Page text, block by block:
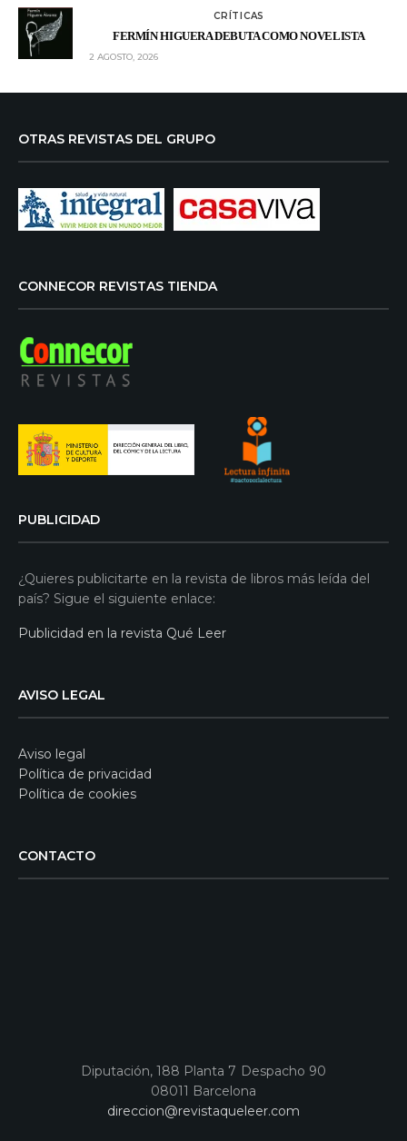
CRÍTICAS
FERMÍN HIGUERA DEBUTA COMO NOVELISTA
2 AGOSTO, 2026
OTRAS REVISTAS DEL GRUPO
CONNECOR REVISTAS TIENDA
PUBLICIDAD
¿Quieres publicitarte en la revista de libros más leída del
país? Sigue el siguiente enlace:
Publicidad en la revista Qué Leer
AVISO LEGAL
Aviso legal
Política de privacidad
Política de cookies
CONTACTO
Diputación, 188 Planta 7 Despacho 90
08011 Barcelona
direccion@revistaqueleer.com